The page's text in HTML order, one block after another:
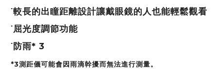
˙較長的出瞳距離設計讓戴眼鏡的人也能輕鬆觀看
˙屈光度調節功能
˙防雨* 3
*3測距儀可能會因雨滴幹擾而無法進行測量。